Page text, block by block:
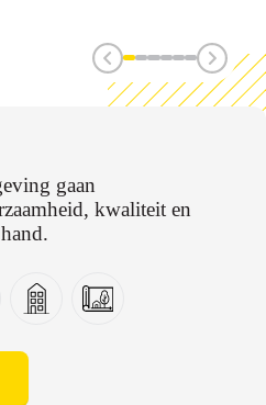
gaan
kwaliteit en